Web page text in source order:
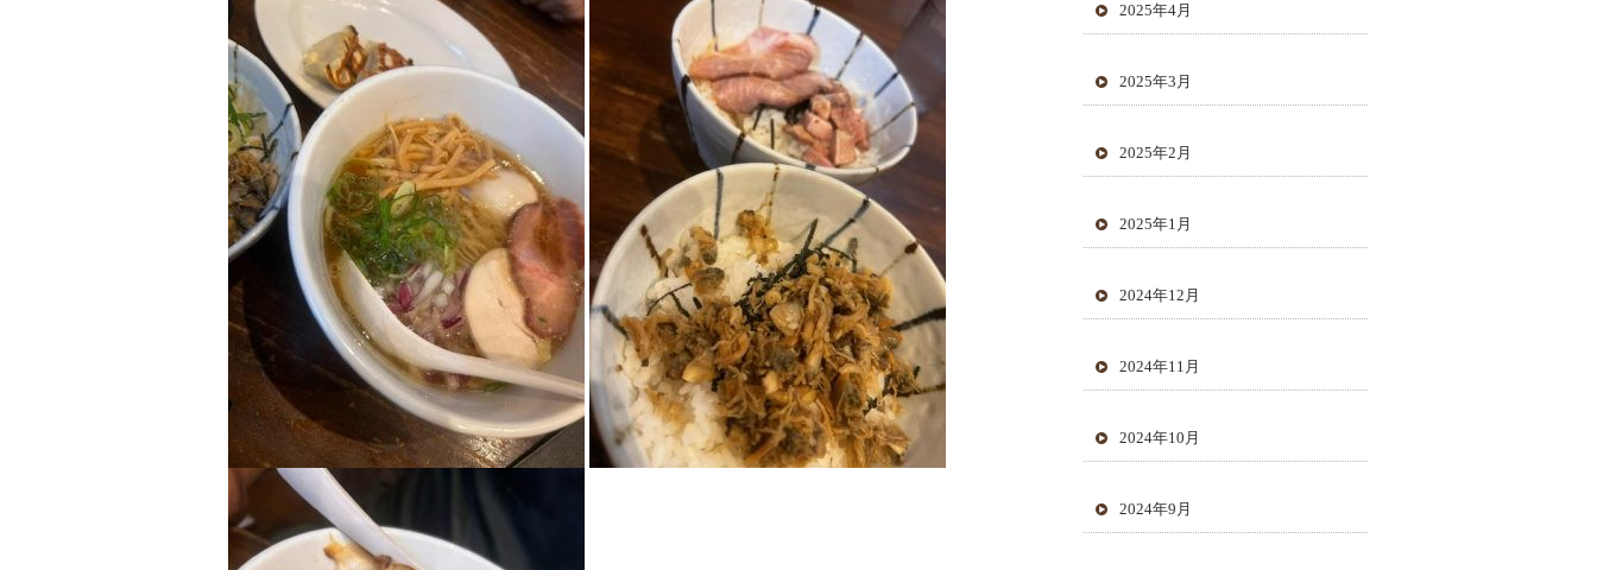
2025年4月
2025年3月
2025年2月
2025年1月
2024年12月
2024年11月
2024年10月
2024年9月